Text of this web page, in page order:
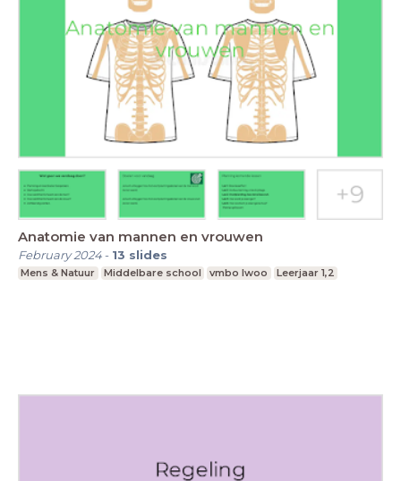
Anatomie van mannen en vrouwen
February 2024- 13 slides
Mens & Natuur Middelbare school vmbo lwoo Leerjaar 1,2